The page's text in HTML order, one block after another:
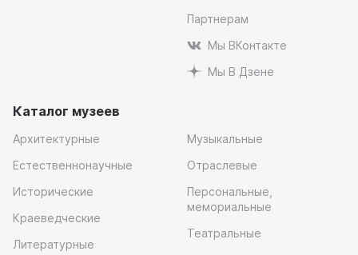
Партнерам
Мы ВКонтакте
Мы В Дзене
Каталог музеев
Архитектурные
Естественнонаучные
Исторические
Краеведческие
Литературные
Музыкальные
Отраслевые
Персональные,
мемориальные
Театральные